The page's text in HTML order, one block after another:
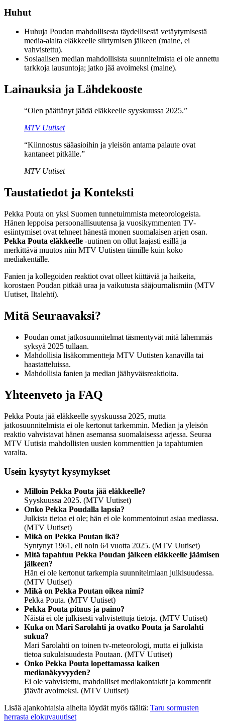
Huhut
Huhuja Poudan mahdollisesta täydellisestä vetäytymisestä
media-alalta eläkkeelle siirtymisen jälkeen (maine, ei
vahvistettu).
Sosiaalisen median mahdollisista suunnitelmista ei ole annettu
tarkkoja lausuntoja; jatko jää avoimeksi (maine).
Lainauksia ja Lähdekooste
“Olen päättänyt jäädä eläkkeelle syyskuussa 2025.”
MTV Uutiset
“Kiinnostus sääasioihin ja yleisön antama palaute ovat
kantaneet pitkälle.”
MTV Uutiset
Taustatiedot ja Konteksti
Pekka Pouta on yksi Suomen tunnetuimmista meteorologeista.
Hänen leppoisa persoonallisuutensa ja vuosikymmenten TV-
esiintymiset ovat tehneet hänestä monen suomalaisen arjen osan.
Pekka Pouta eläkkeelle -uutinen on ollut laajasti esillä ja
merkittävä muutos niin MTV Uutisten tiimille kuin koko
mediakentälle.
Fanien ja kollegoiden reaktiot ovat olleet kiittäviä ja haikeita,
korostaen Poudan pitkää uraa ja vaikutusta sääjournalismiin (MTV
Uutiset, Iltalehti).
Mitä Seuraavaksi?
Poudan omat jatkosuunnitelmat täsmentyvät mitä lähemmäs
syksyä 2025 tullaan.
Mahdollisia lisäkommentteja MTV Uutisten kanavilla tai
haastatteluissa.
Mahdollisia fanien ja median jäähyväisreaktioita.
Yhteenveto ja FAQ
Pekka Pouta jää eläkkeelle syyskuussa 2025, mutta
jatkosuunnitelmista ei ole kertonut tarkemmin. Median ja yleisön
reaktio vahvistavat hänen asemansa suomalaisessa arjessa. Seuraa
MTV Uutisia mahdollisten uusien kommenttien ja tapahtumien
varalta.
Usein kysytyt kysymykset
Milloin Pekka Pouta jää eläkkeelle?
Syyskuussa 2025. (MTV Uutiset)
Onko Pekka Poudalla lapsia?
Julkista tietoa ei ole; hän ei ole kommentoinut asiaa mediassa.
(MTV Uutiset)
Mikä on Pekka Poutan ikä?
Syntynyt 1961, eli noin 64 vuotta 2025. (MTV Uutiset)
Mitä tapahtuu Pekka Poudan jälkeen eläkkeelle jäämisen
jälkeen?
Hän ei ole kertonut tarkempia suunnitelmiaan julkisuudessa.
(MTV Uutiset)
Mikä on Pekka Poutan oikea nimi?
Pekka Pouta. (MTV Uutiset)
Pekka Pouta pituus ja paino?
Näistä ei ole julkisesti vahvistettuja tietoja. (MTV Uutiset)
Kuka on Mari Sarolahti ja ovatko Pouta ja Sarolahti
sukua?
Mari Sarolahti on toinen tv-meteorologi, mutta ei julkista
tietoa sukulaisuudesta Poutaan. (MTV Uutiset)
Onko Pekka Pouta lopettamassa kaiken
medianäkyvyyden?
Ei ole vahvistettu, mahdolliset mediakontaktit ja kommentit
jäävät avoimeksi. (MTV Uutiset)
Lisää ajankohtaisia aiheita löydät myös täältä: Taru sormusten
herrasta elokuvauutiset